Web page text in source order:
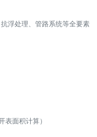
浮处理、管路系统等全要素
面积计算）